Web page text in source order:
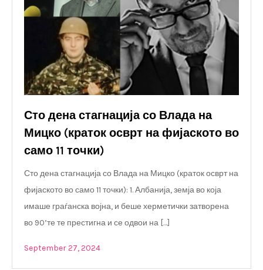
Сто дена стагнација со Влада на
Мицко (краток осврт на фијаското во
само 11 точки)
Сто дена стагнација со Влада на Мицко (краток осврт на
фијаското во само 11 точки): 1. Албанија, земја во која
имаше граѓанска војна, и беше херметички затворена
во 90’те те престигна и се одвои на […]
September 27, 2024